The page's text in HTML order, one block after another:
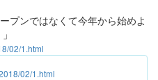
プンではなくて今年から始めよ
02/1.html
02/1.html